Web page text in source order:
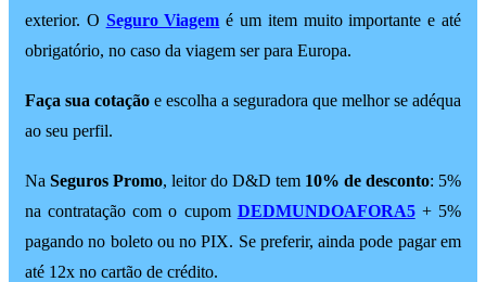
exterior. O Seguro Viagem é um item muito importante e até
obrigatório, no caso da viagem ser para Europa.
Faça sua cotação e escolha a seguradora que melhor se adéqua
ao seu perfil.
Na Seguros Promo, leitor do D&D tem 10% de desconto: 5%
na contratação com o cupom DEDMUNDOAFORA5+ 5%
pagando no boleto ou no PIX. Se preferir, ainda pode pagar em
até 12x no cartão de crédito.